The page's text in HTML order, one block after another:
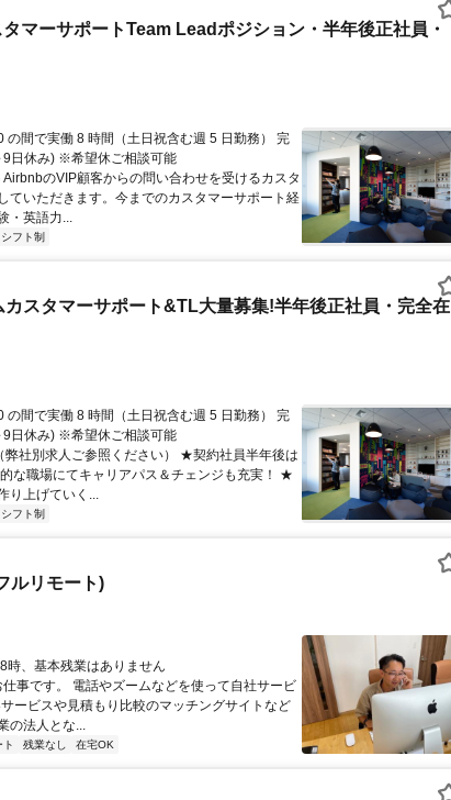
マーサポートTeam Leadポジション・半年後正社員・
間で実働 8 時間（土日祝含む週 5 日勤務） 完
日休み) ※希望休ご相談可能
のVIP顧客からの問い合わせを受けるカスタ
ていただきます。今までのカスタマーサポート経
・英語力...
シフト制
スタマーサポート&TL大量募集!半年後正社員・完全在
間で実働 8 時間（土日祝含む週 5 日勤務） 完
日休み) ※希望休ご相談可能
社別求人ご参照ください） ★契約社員半年後は
な職場にてキャリアパス＆チェンジも充実！ ★
り上げていく...
シフト制
ルリモート)
時、基本残業はありません
事です。 電話やズームなどを使って自社サービ
ービスや見積もり比較のマッチングサイトなど
の法人とな...
ト 残業なし 在宅OK